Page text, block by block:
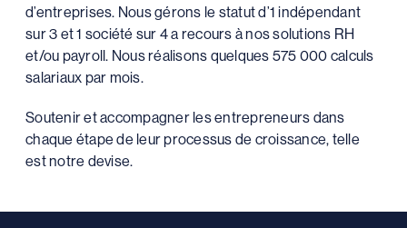
d’entreprises. Nous gérons le statut d’1 indépendant
sur 3 et 1 société sur 4 a recours à nos solutions RH
et/ou payroll. Nous réalisons quelques 575 000 calculs
salariaux par mois.
Soutenir et accompagner les entrepreneurs dans
chaque étape de leur processus de croissance, telle
est notre devise.